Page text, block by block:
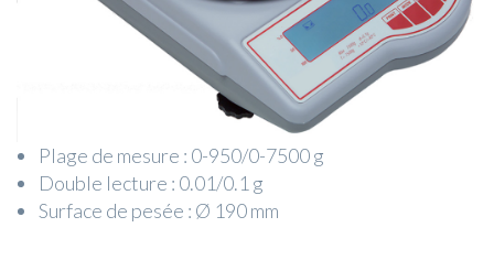
Plage de mesure : 0-950/0-7500 g
Double lecture : 0.01/0.1 g
Surface de pesée : Ø 190 mm